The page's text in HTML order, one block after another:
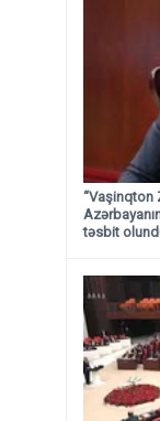
“Vaşinqton
təsbit